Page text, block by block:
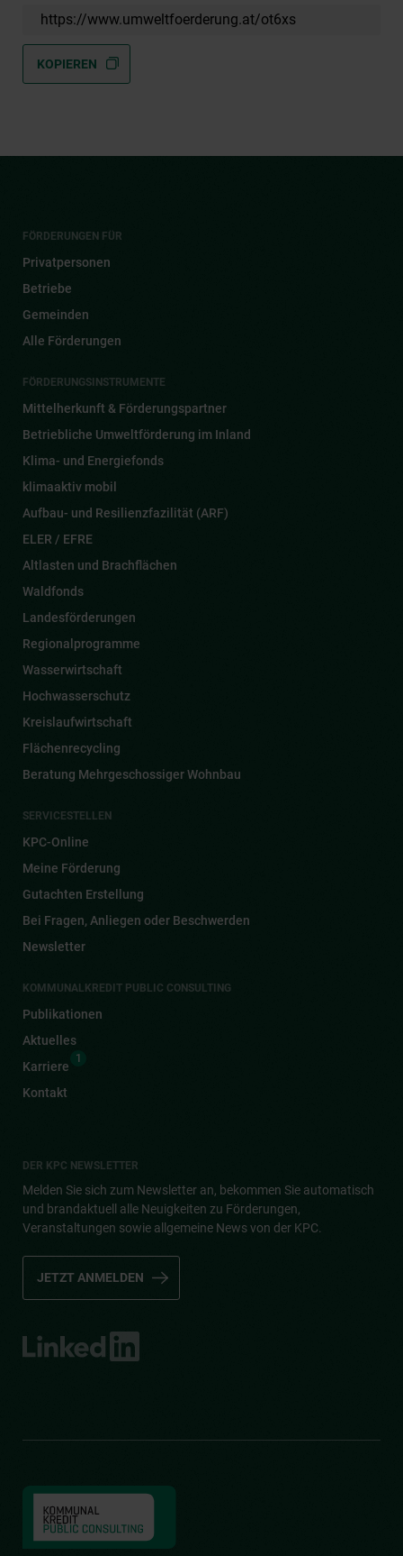
https://www.umweltfoerderung.at/ot6xs
KOPIEREN
FÖRDERUNGEN FÜR
Privatpersonen
Betriebe
Gemeinden
Alle Förderungen
FÖRDERUNGSINSTRUMENTE
Mittelherkunft & Förderungspartner
Betriebliche Umweltförderung im Inland
Klima- und Energiefonds
klimaaktiv mobil
Aufbau- und Resilienzfazilität (ARF)
ELER / EFRE
Altlasten und Brachflächen
Waldfonds
Landesförderungen
Regionalprogramme
Wasserwirtschaft
Hochwasserschutz
Kreislaufwirtschaft
Flächenrecycling
Beratung Mehrgeschossiger Wohnbau
SERVICESTELLEN
KPC-Online
Meine Förderung
Gutachten Erstellung
Bei Fragen, Anliegen oder Beschwerden
Newsletter
KOMMUNALKREDIT PUBLIC CONSULTING
Publikationen
Aktuelles
Karriere
1
Kontakt
DER KPC NEWSLETTER
Melden Sie sich zum Newsletter an, bekommen Sie automatisch
und brandaktuell alle Neuigkeiten zu Förderungen,
Veranstaltungen sowie allgemeine News von der KPC.
JETZT ANMELDEN